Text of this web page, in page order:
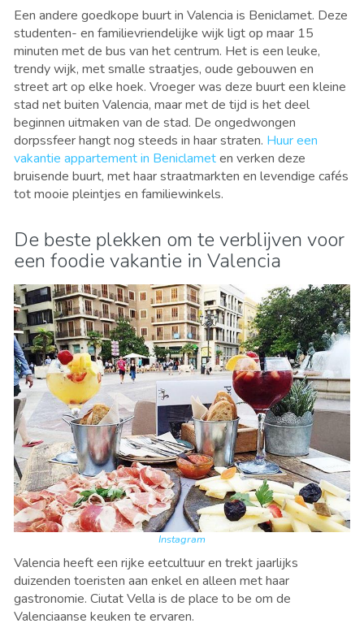
Een andere goedkope buurt in Valencia is Beniclamet. Deze
studenten- en familievriendelijke wijk ligt op maar 15
minuten met de bus van het centrum. Het is een leuke,
trendy wijk, met smalle straatjes, oude gebouwen en
street art op elke hoek. Vroeger was deze buurt een kleine
stad net buiten Valencia, maar met de tijd is het deel
beginnen uitmaken van de stad. De ongedwongen
dorpssfeer hangt nog steeds in haar straten. Huur een
vakantie appartement in Beniclameten verken deze
bruisende buurt, met haar straatmarkten en levendige cafés
tot mooie pleintjes en familiewinkels.
De beste plekken om te verblijven voor
een foodie vakantie in Valencia
Instagram
Valencia heeft een rijke eetcultuur en trekt jaarlijks
duizenden toeristen aan enkel en alleen met haar
gastronomie. Ciutat Vella is de place to be om de
Valenciaanse keuken te ervaren.